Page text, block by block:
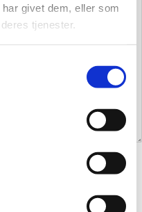
givet dem, eller som
tjenester.